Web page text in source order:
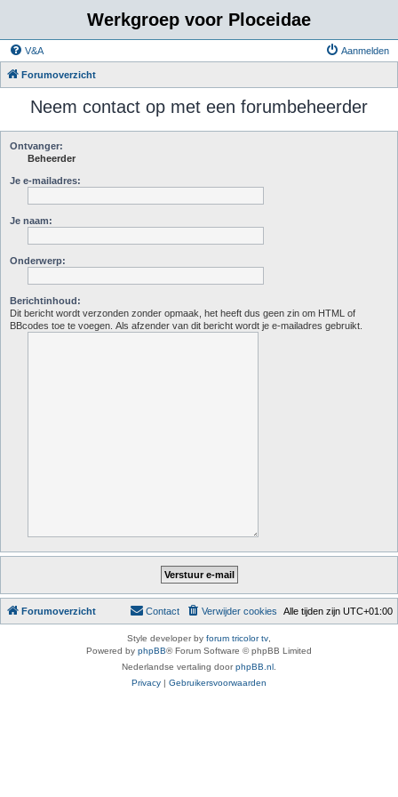
Werkgroep voor Ploceidae
V&A Aanmelden
Forumoverzicht
Neem contact op met een forumbeheerder
Ontvanger:
Beheerder
Je e-mailadres:
Je naam:
Onderwerp:
Berichtinhoud:
Dit bericht wordt verzonden zonder opmaak, het heeft dus geen zin om HTML of
BBcodes toe te voegen. Als afzender van dit bericht wordt je e-mailadres gebruikt.
Forumoverzicht Alle tijden zijn UTC+01:00
Verwijder cookies
Contact
Style developer by forum tricolor tv
Powered by phpBB® Forum Software © phpBB Limited
Nederlandse vertaling doorphpBB.nl
Privacy | Gebruikersvoorwaarden